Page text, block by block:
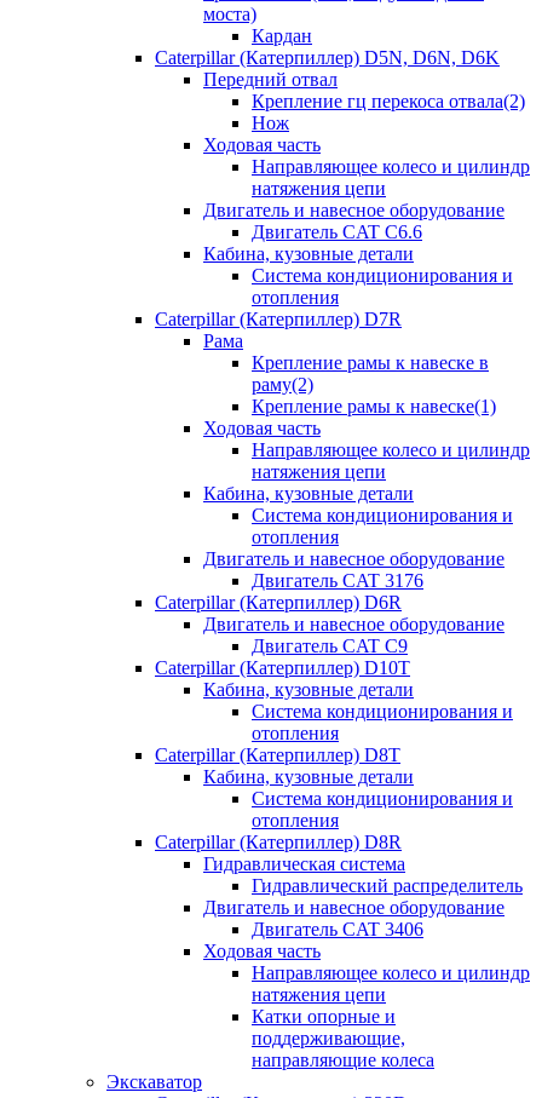
моста)
Кардан
Caterpillar (Катерпиллер) D5N, D6N, D6K
Передний отвал
Крепление гц перекоса отвала(2)
Нож
Ходовая часть
Направляющее колесо и цилиндр
натяжения цепи
Двигатель и навесное оборудование
Двигатель CAT C6.6
Кабина, кузовные детали
Система кондиционирования и
отопления
Caterpillar (Катерпиллер) D7R
Рама
Крепление рамы к навеске в
раму(2)
Крепление рамы к навеске(1)
Ходовая часть
Направляющее колесо и цилиндр
натяжения цепи
Кабина, кузовные детали
Система кондиционирования и
отопления
Двигатель и навесное оборудование
Двигатель CAT 3176
Caterpillar (Катерпиллер) D6R
Двигатель и навесное оборудование
Двигатель CAT C9
Caterpillar (Катерпиллер) D10T
Кабина, кузовные детали
Система кондиционирования и
отопления
Caterpillar (Катерпиллер) D8T
Кабина, кузовные детали
Система кондиционирования и
отопления
Caterpillar (Катерпиллер) D8R
Гидравлическая система
Гидравлический распределитель
Двигатель и навесное оборудование
Двигатель CAT 3406
Ходовая часть
Направляющее колесо и цилиндр
натяжения цепи
Катки опорные и
поддерживающие,
направляющие колеса
Экскаватор